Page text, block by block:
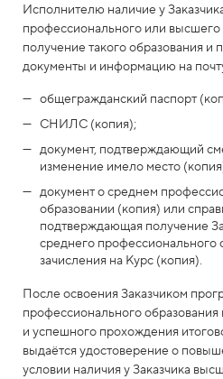
Исполнителю наличие у
профессионального или высшего
получение такого образования и
документы и информацию на
общегражданский паспорт
СНИЛС (копия);
документ, подтверждающий
изменение имело место
документ о среднем
образовании (копия) или
подтверждающая получение
среднего профессионального
зачисления на Курс (копия).
После освоения Заказчиком
профессионального
и успешного прохождения
выдаётся удостоверение о
условии наличия у Заказчика